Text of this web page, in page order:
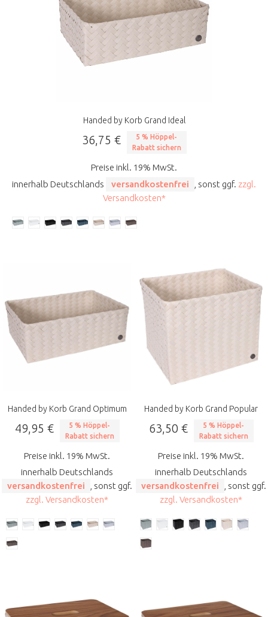
Handed by Korb Grand Ideal
36,75 €
5 % Höppel-
Rabatt sichern
Preise inkl. 19% MwSt.
innerhalb Deutschlands
versandkostenfrei , sonst ggf. zzgl.
Versandkosten*
Handed by Korb Grand Optimum
49,95 €
5 % Höppel-
Rabatt sichern
Preise inkl. 19% MwSt.
innerhalb Deutschlands
versandkostenfrei
, sonst ggf.
zzgl. Versandkosten*
Handed by Korb Grand Popular
63,50 €
5 % Höppel-
Rabatt sichern
Preise inkl. 19% MwSt.
innerhalb Deutschlands
versandkostenfrei
, sonst ggf.
zzgl. Versandkosten*